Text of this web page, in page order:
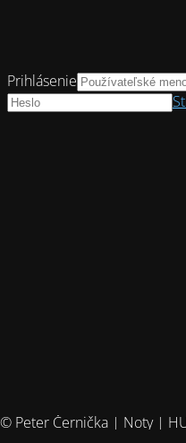
© Peter Černička | Noty |
Prihlásenie